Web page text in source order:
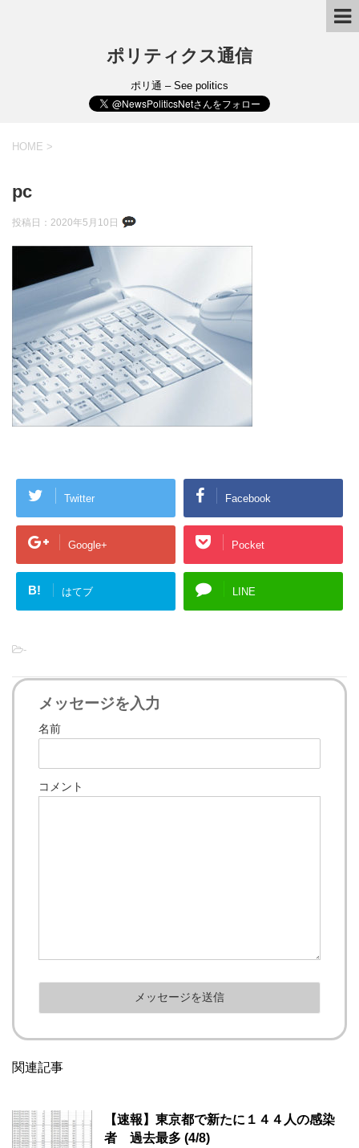
ポリティクス通信
ポリ通 – See politics
HOME >
pc
投稿日： 2020年5月10日
Twitter Facebook
Google+ Pocket
B! はてブ LINE
-
メッセージを入力
名前
コメント
関連記事
【速報】東京都で新たに１４４人の感染
者 過去最多 (4/8)